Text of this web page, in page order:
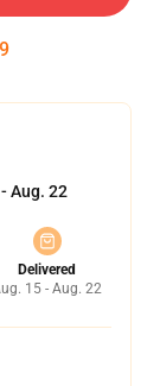
Aug. 22
Delivered
15 - Aug. 22